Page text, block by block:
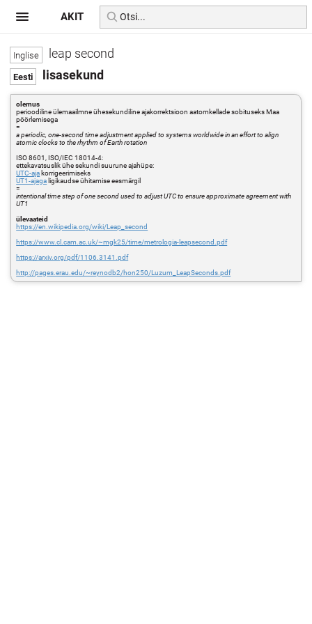
leap second
lisasekund
olemus
perioodiline ülemaailmne ühesekundiline ajakorrektsioon aatomkellade sobituseks Maa
pöörlemisega
=
a periodic, one-second time adjustment applied to systems worldwide in an effort to align
atomic clocks to the rhythm of Earth rotation
ISO 8601, ISO/IEC 18014-4:
ettekavatsuslik ühe sekundi suurune ajahüpe:
UTC-aja korrigeerimiseks
UT1-ajaga ligikaudse ühitamise eesmärgil
=
intentional time step of one second used to adjust UTC to ensure approximate agreement with
UT1
ülevaateid
https://en.wikipedia.org/wiki/Leap_second
https://www.cl.cam.ac.uk/~mgk25/time/metrologia-leapsecond.pdf
https://arxiv.org/pdf/1106.3141.pdf
http://pages.erau.edu/~reynodb2/hon250/Luzum_LeapSeconds.pdf
AKIT